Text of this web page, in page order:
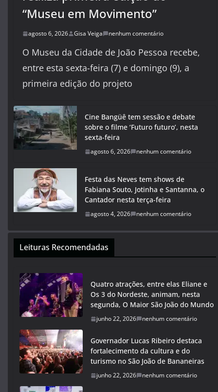
“Museu em Movimento”
agosto 6, 2026 Gisa Veiga nenhum comentário
O Museu da Cidade de João Pessoa recebe,
entre esta sexta-feira (7) e domingo (9), a
primeira edição do projeto
Cine Bangüê tem sessão e debate
sobre o filme ‘Futuro futuro’, nesta
sexta-feira
agosto 6, 2026 nenhum comentário
Festa das Neves tem shows de
Fabiana Souto, Jotinha e Santanna, o
Cantador nesta terça-feira
agosto 4, 2026 nenhum comentário
Leituras Recomendadas
Quatro atrações, entre elas Eliane e
Os 3 do Nordeste, animam, nesta
segunda, O Maior São João do Mundo
junho 22, 2026 nenhum comentário
Governador Lucas Ribeiro destaca
fortalecimento da cultura e do
turismo no São João de Bananeiras
junho 22, 2026 nenhum comentário